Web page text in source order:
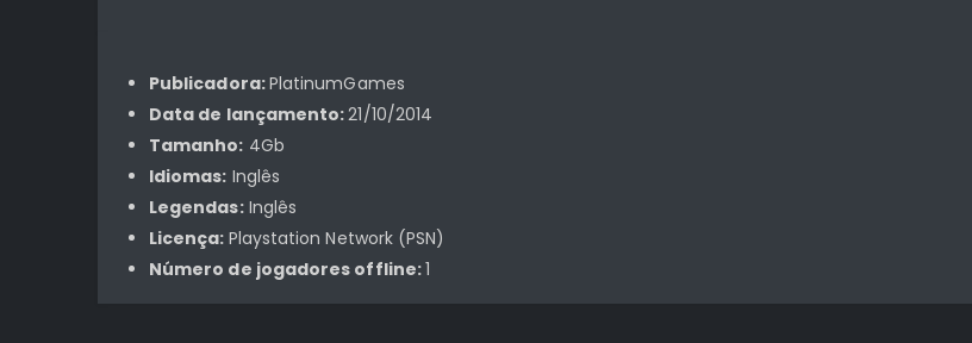
Publicadora:PlatinumGames
Data de lançamento:21/10/2014
Tamanho: 4Gb
Idiomas: Inglês
Legendas:Inglês
Licença: Playstation Network (PSN)
Número de jogadores offline:1